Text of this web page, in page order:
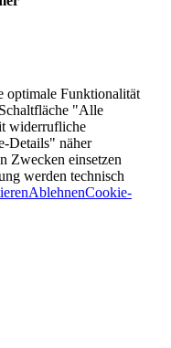
optimale Funktionalität
"Alle
widerrufliche
Details" näher
Zwecken einsetzen
werden technisch
AblehnenCookie-